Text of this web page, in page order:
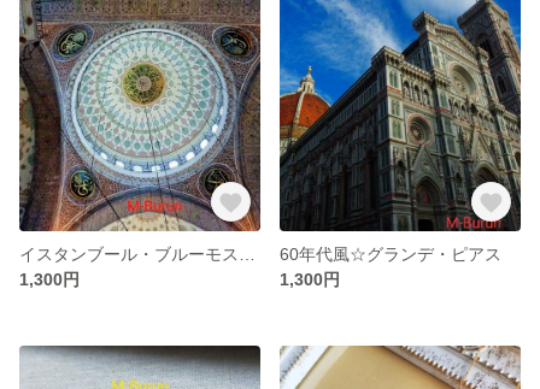
1,300円
60年代風☆グランデ・ピアス
1,300円